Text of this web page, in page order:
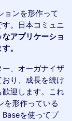
ョンを形作って
。日本コミュニ
アプリケーショ
。
、オーガナイザ
り、成長を続け
迎します。これ
を形作っている
を使ってプ